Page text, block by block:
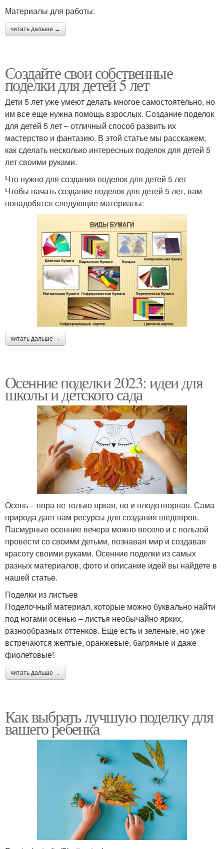
Материалы для работы:
читать дальше →
Создайте свои собственные
поделки для детей 5 лет
Дети 5 лет уже умеют делать многое самостоятельно, но
им все еще нужна помощь взрослых. Создание поделок
для детей 5 лет – отличный способ развить их
мастерство и фантазию. В этой статье мы расскажем,
как сделать несколько интересных поделок для детей 5
лет своими руками.
Что нужно для создания поделок для детей 5 лет
Чтобы начать создание поделок для детей 5 лет, вам
понадобятся следующие материалы:
читать дальше →
Осенние поделки 2023: идеи для
школы и детского сада
Осень – пора не только яркая, но и плодотворная. Сама
природа дает нам ресурсы для создания шедевров.
Пасмурные осенние вечера можно весело и с пользой
провести со своими детьми, познавая мир и создавая
красоту своими руками. Осенние поделки из самых
разных материалов, фото и описание идей вы найдете в
нашей статье.
Поделки из листьев
Поделочный материал, которые можно буквально найти
под ногами осенью – листья необычайно ярких,
разнообразных оттенков. Еще есть и зеленые, но уже
встречаются желтые, оранжевые, багряные и даже
фиолетовые!
читать дальше →
Как выбрать лучшую поделку для
вашего ребенка